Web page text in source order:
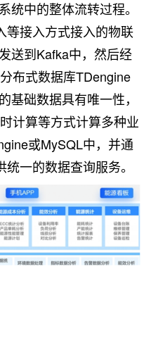
统中的整体流转过程。
等接入方式接入的物联
送到Kafka中，然后经
布式数据库TDengine
基础数据具有唯一性，
计算等方式计算多种业
或MySQL中，并通
一的数据查询服务。